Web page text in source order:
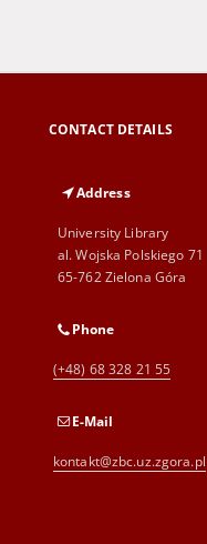
CONTACT DETAILS
Address
University Library
al. Wojska Polskiego 71
65-762 Zielona Góra
Phone
(+48) 68 328 21 55
E-Mail
kontakt@zbc.uz.zgora.pl